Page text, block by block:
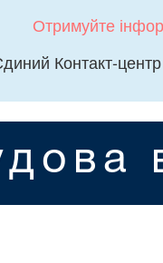
Отримуйте
Контакт-